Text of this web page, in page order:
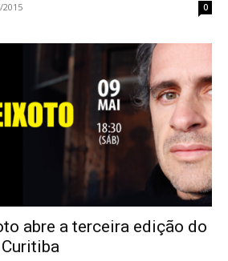
2015 0
abre a terceira edição do